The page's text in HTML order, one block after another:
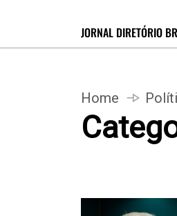
JORNAL DIRETÓRIO
Home